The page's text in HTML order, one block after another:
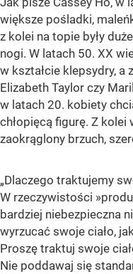
większe pośladki,
z kolei na topie były
nogi. W latach 50. XX
w kształcie klepsydry, a
Elizabeth Taylor czy
w latach 20. kobiety
chłopięcą figurę. Z
zaokrąglony brzuch,
„Dlaczego traktujemy
W rzeczywistości
bardziej niebezpieczna
wyrzucać swoje ciało,
Proszę traktuj swoje
Nie poddawaj się